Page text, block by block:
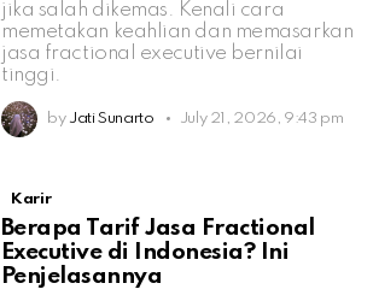
jika salah dikemas. Kenali cara
memetakan keahlian dan memasarkan
jasa fractional executive bernilai
tinggi.
by Jati Sunarto July 21, 2026, 9:43 pm
Karir
Berapa Tarif Jasa Fractional
Executive di Indonesia? Ini
Penjelasannya